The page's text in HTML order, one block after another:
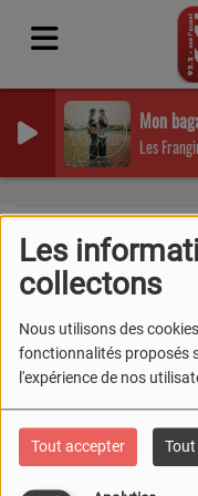
Les
collectons
Nous utilisons des
fonctionnalités proposés
l'expérience de nos
Tout accepter
Mon
Les